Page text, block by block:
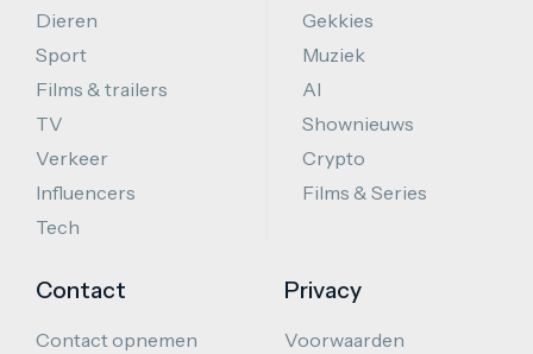
Dieren
Sport
Films & trailers
TV
Verkeer
Influencers
Tech
Gekkies
Muziek
AI
Shownieuws
Crypto
Films & Series
Contact
Contact opnemen
Privacy
Voorwaarden